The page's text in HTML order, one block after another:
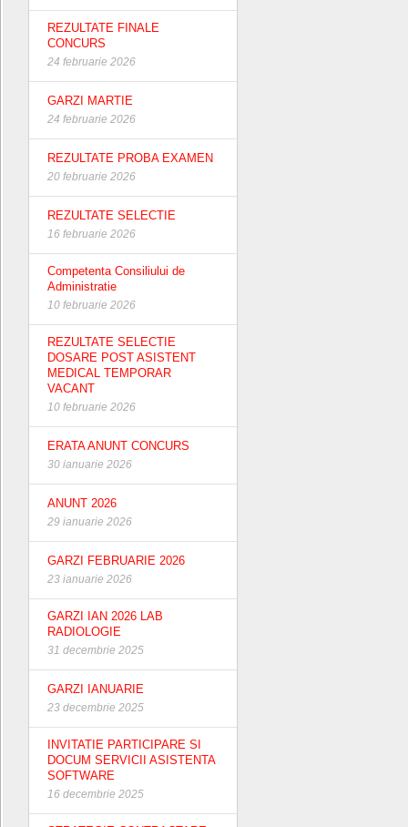
REZULTATE FINALE
CONCURS
24 februarie 2026
GARZI MARTIE
24 februarie 2026
REZULTATE PROBA EXAMEN
20 februarie 2026
REZULTATE SELECTIE
16 februarie 2026
Competenta Consiliului de
Administratie
10 februarie 2026
REZULTATE SELECTIE
DOSARE POST ASISTENT
MEDICAL TEMPORAR
VACANT
10 februarie 2026
ERATA ANUNT CONCURS
30 ianuarie 2026
ANUNT 2026
29 ianuarie 2026
GARZI FEBRUARIE 2026
23 ianuarie 2026
GARZI IAN 2026 LAB
RADIOLOGIE
31 decembrie 2025
GARZI IANUARIE
23 decembrie 2025
INVITATIE PARTICIPARE SI
DOCUM SERVICII ASISTENTA
SOFTWARE
16 decembrie 2025